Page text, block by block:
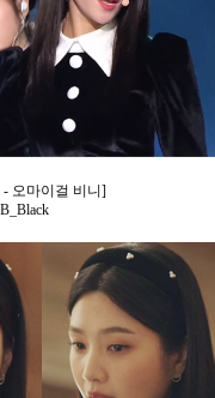
- 오마이걸 비니]